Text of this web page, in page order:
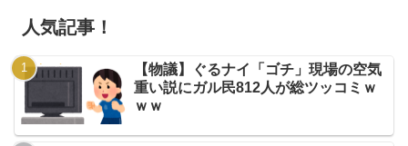
人気記事！
【物議】ぐるナイ「ゴチ」現場の空気
重い説にガル民812人が総ツッコミｗ
ｗｗ